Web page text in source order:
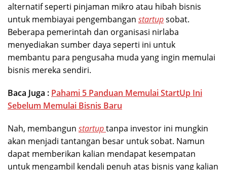
alternatif seperti pinjaman mikro atau hibah bisnis
untuk membiayai pengembangan startupsobat.
Beberapa pemerintah dan organisasi nirlaba
menyediakan sumber daya seperti ini untuk
membantu para pengusaha muda yang ingin memulai
bisnis mereka sendiri.
Baca Juga : Pahami 5 Panduan Memulai StartUp Ini
Sebelum Memulai Bisnis Baru
Nah, membangun startuptanpa investor ini mungkin
akan menjadi tantangan besar untuk sobat. Namun
dapat memberikan kalian mendapat kesempatan
untuk mengambil kendali penuh atas bisnis yang kalian